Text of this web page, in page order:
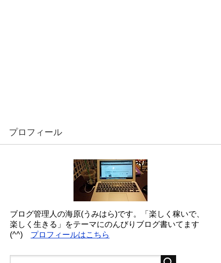
プロフィール
ブログ管理人の海原(うみはら)です。「楽しく稼いで、
楽しく生きる」をテーマにのんびりブログ書いてます
(^^) プロフィールはこちら